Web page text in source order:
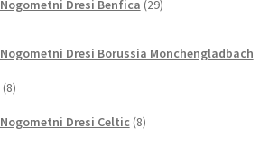
Nogometni Dresi Benfica 29izdelkov
Nogometni Dresi Borussia Monchengladbach
88
Nogometni Dresi Celtic 8izdelkov